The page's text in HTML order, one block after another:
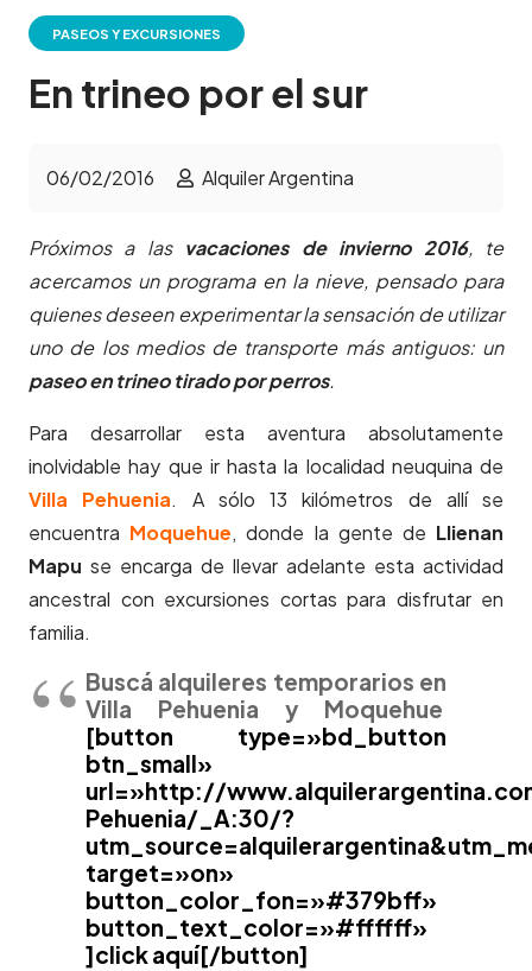
PASEOS Y EXCURSIONES
En trineo por el sur
06/02/2016 Alquiler Argentina
Próximos a las vacaciones de invierno 2016, te
acercamos un programa en la nieve, pensado para
quienes deseen experimentar la sensación de utilizar
uno de los medios de transporte más antiguos: un
paseo en trineo tirado por perros.
Para desarrollar esta aventura absolutamente
inolvidable hay que ir hasta la localidad neuquina de
Villa Pehuenia. A sólo 13 kilómetros de allí se
encuentra Moquehue, donde la gente de Llienan
Mapu se encarga de llevar adelante esta actividad
ancestral con excursiones cortas para disfrutar en
familia.
Buscá alquileres temporarios en
Villa Pehuenia y Moquehue
[button type=»bd_button
btn_small»
url=»http://
Pehuenia/_A:30/?
target=»on»
button_color_fon=»#379bff»
button_text_color=»#ffffff»
]click aquí[/button]